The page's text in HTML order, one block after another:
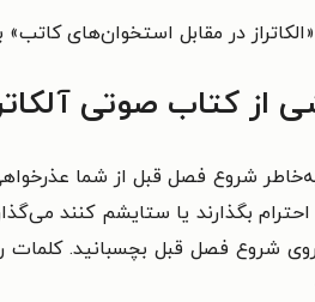
در مقابل استخوان‌های
از کتاب صوتی
به‌خاطر شروع فصل قبل از شما
بگذارند یا ستایشم کنند
شروع فصل قبل بچسبانید. کلمات